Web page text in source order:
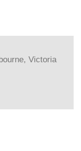
Victoria